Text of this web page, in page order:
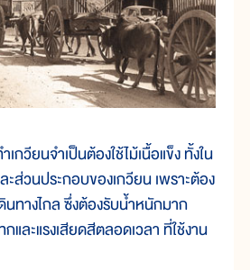
ยนจำเป็นต้องใช้ไม้เนื้อแข็ง ทั้งใน
ะส่วนประกอบของเกวียน เพราะต้อง
นทางไกล ซึ่งต้องรับน้ำหนักมาก
และแรงเสียดสีตลอดเวลา ที่ใช้งาน